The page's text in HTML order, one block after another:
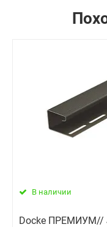
В наличии
Docke ПРЕМИУМ//